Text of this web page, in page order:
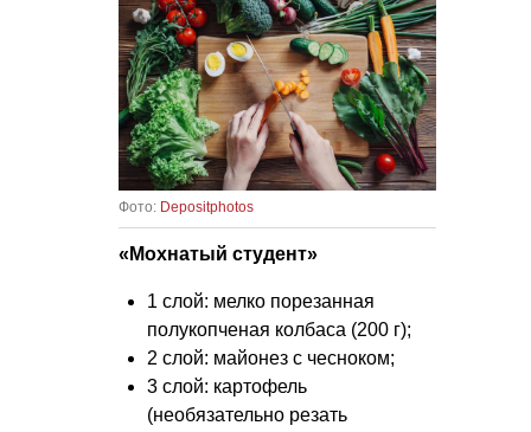
Фото: Depositphotos
«Мохнатый студент»
1 слой: мелко порезанная
полукопченая колбаса (200 г);
2 слой: майонез с чесноком;
3 слой: картофель
(необязательно резать